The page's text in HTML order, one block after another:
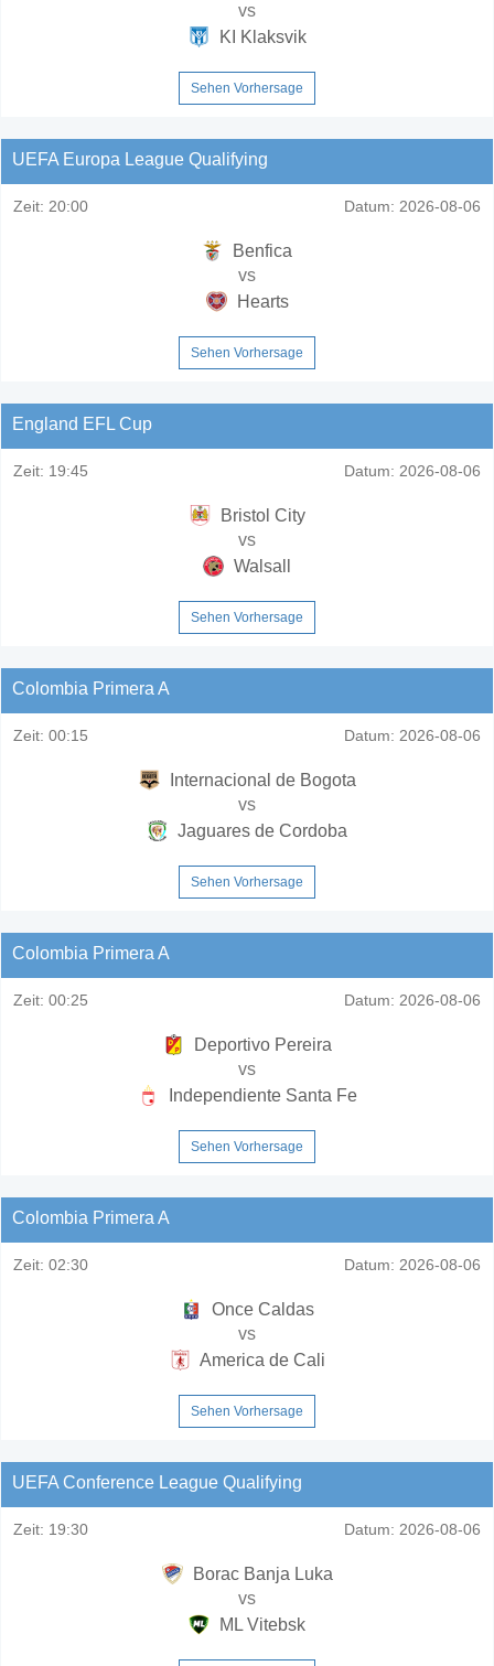
vs
KI Klaksvik
Sehen Vorhersage
UEFA Europa League Qualifying
Zeit: 20:00 Datum: 2026-08-06
Benfica
vs
Hearts
Sehen Vorhersage
England EFL Cup
Zeit: 19:45 Datum: 2026-08-06
Bristol City
vs
Walsall
Sehen Vorhersage
Colombia Primera A
Zeit: 00:15 Datum: 2026-08-06
Internacional de Bogota
vs
Jaguares de Cordoba
Sehen Vorhersage
Colombia Primera A
Zeit: 00:25 Datum: 2026-08-06
Deportivo Pereira
vs
Independiente Santa Fe
Sehen Vorhersage
Colombia Primera A
Zeit: 02:30 Datum: 2026-08-06
Once Caldas
vs
America de Cali
Sehen Vorhersage
UEFA Conference League Qualifying
Zeit: 19:30 Datum: 2026-08-06
Borac Banja Luka
vs
ML Vitebsk